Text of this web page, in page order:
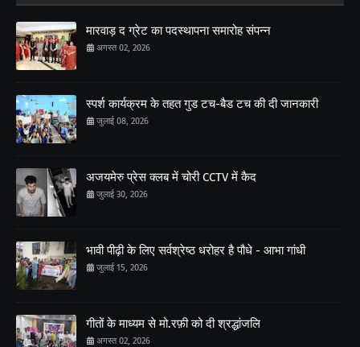
मारवाड़ द ग्रेट का पदस्थापना समारोह संपन्न
अगस्त 02, 2026
स्पर्श कार्यक्रम के तहत गुड टच-बैड टच की दी जानकारी
जुलाई 08, 2026
अजयमेरु प्रेस क्लब में चोरी CCTV में कैद
जुलाई 30, 2026
भावी पीढ़ी के लिए सर्वश्रेष्ठ धरोहर है पौधे - आभा गांधी
जुलाई 15, 2026
गीतों के माध्यम से मो.रफ़ी को दी श्रद्धांजलि
अगस्त 02, 2026